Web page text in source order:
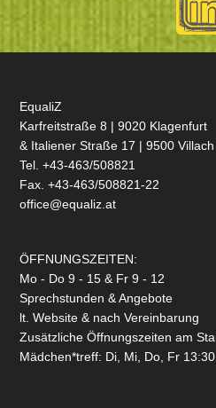
EqualiZ
Karfreitstraße 8 | 9020 Klagenfurt
& Italiener Straße 17 | 9500 Villach
Tel. +43-463/508821
Fax. +43-463/508821-22
office@equaliz.at
ÖFFNUNGSZEITEN:
Mo - Do 9 - 15 & Fr 9 - 12
Sprechstunden & Angebote
lt. Website & nach Vereinbarung
Zusätzliche Öffnungszeiten am
Mädchen*treff: Di, Mi, Do, Fr